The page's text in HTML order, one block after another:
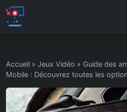
Accueil » Jeux Vidéo » Guide des
Mobile : Découvrez toutes les